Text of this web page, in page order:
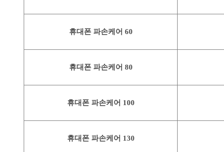
휴대폰 파손케어 60
휴대폰 파손케어 80
휴대폰 파손케어 100
휴대폰 파손케어 130